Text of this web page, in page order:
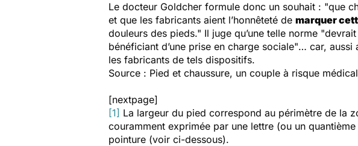
Le docteur Goldcher formule donc un souhait : "que
et que les fabricants aient l’honnêteté de marquer
douleurs des pieds." Il juge qu’une telle norme
bénéficiant d’une prise en charge sociale"… car, aussi
les fabricants de tels dispositifs.
Source : Pied et chaussure, un couple à risque
[nextpage]
[1] La largeur du pied correspond au périmètre de la
couramment exprimée par une lettre (ou un
pointure (voir ci-dessous).